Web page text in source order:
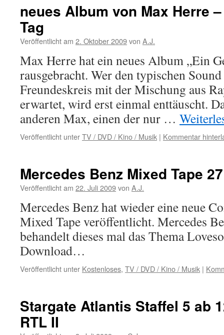
neues Album von Max Herre
Tag
Veröffentlicht am 2. Oktober 2009von A.J.
Max Herre hat ein neues Album „Ein
rausgebracht. Wer den typischen
Freundeskreis mit der Mischung aus
erwartet, wird erst einmal enttäuscht.
anderen Max, einen der nur …
Veröffentlicht unterTV / DVD / Kino / Musik | Kommentar
Mercedes Benz Mixed Tape 27
Veröffentlicht am 22. Juli 2009von A.J.
Mercedes Benz hat wieder eine neue
Mixed Tape veröffentlicht. Mercedes
behandelt dieses mal das Thema
Download…
Veröffentlicht unter Kostenloses, TV / DVD / Kino / Musik |
Stargate Atlantis Staffel 5 ab
RTL II